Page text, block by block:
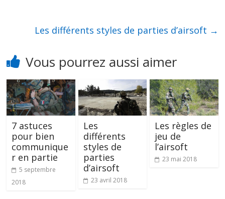
Les différents styles de parties d’airsoft →
Vous pourrez aussi aimer
7 astuces
pour bien
communique
r en partie
5 septembre
2018
Les
différents
styles de
parties
d’airsoft
23 avril 2018
Les règles de
jeu de
l’airsoft
23 mai 2018